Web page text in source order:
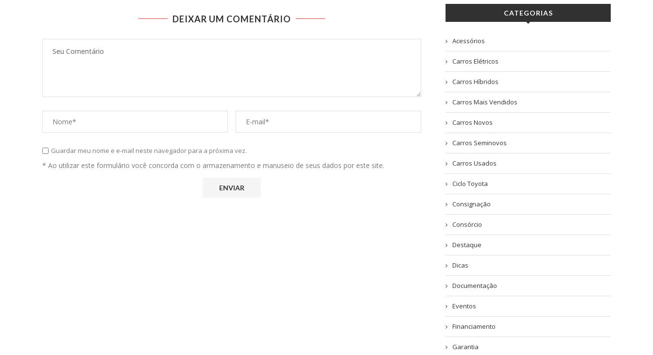
DEIXAR UM COMENTÁRIO
Guardar meu nome e e-mail neste navegador para a próxima vez.
* Ao utilizar este formulário você concorda com o armazenamento e manuseio de seus dados por este site.
CATEGORIAS
Acessórios
Carros Elétricos
Carros Híbridos
Carros Mais Vendidos
Carros Novos
Carros Seminovos
Carros Usados
Ciclo Toyota
Consignação
Consórcio
Destaque
Dicas
Documentação
Eventos
Financiamento
Garantia